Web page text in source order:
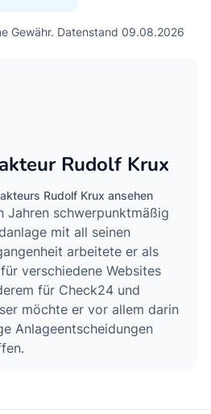
Gewähr. Datenstand 09.08.2026
Rudolf Krux
Rudolf Krux ansehen
Jahren schwerpunktmäßig
mit all seinen
arbeitete er als
verschiedene Websites
für Check24 und
möchte er vor allem darin
Anlageentscheidungen